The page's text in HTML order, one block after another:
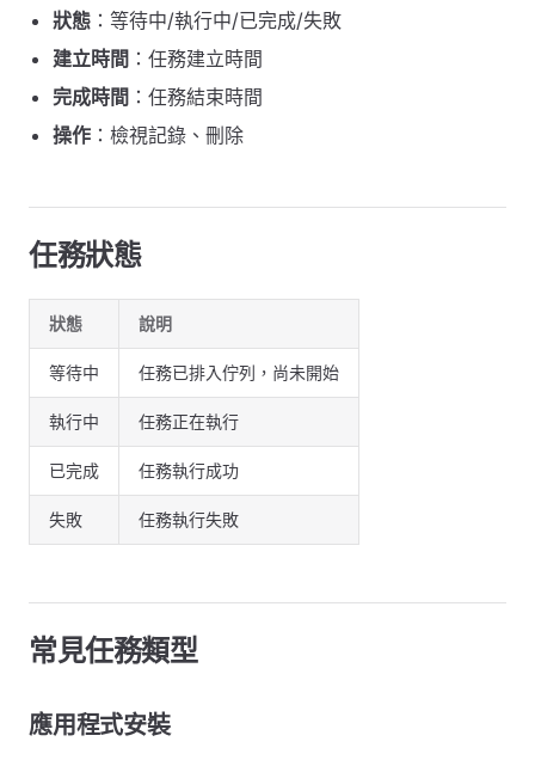
狀態 ：等待中/執行中/已完成/失敗
建立時間 ：任務建立時間
完成時間 ：任務結束時間
操作 ：檢視記錄、刪除
任務狀態
狀態 說明
等待中 任務已排入佇列，尚未開始
執行中 任務正在執行
已完成 任務執行成功
失敗 任務執行失敗
常見任務類型
應用程式安裝